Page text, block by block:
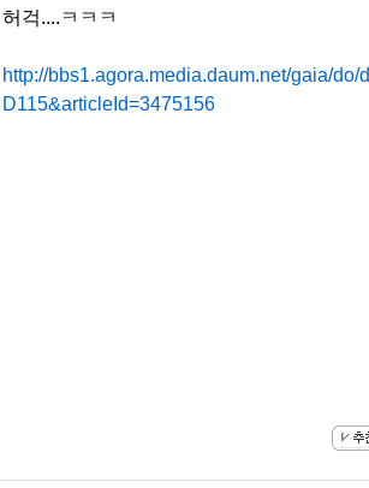
허걱....ㅋㅋㅋ
http://bbs1.agora.media.daum.net/gaia/do/
D115&articleId=3475156